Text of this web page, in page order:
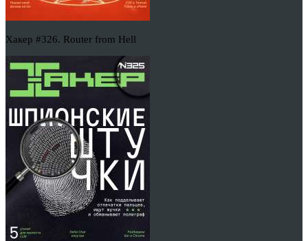
Хакер #326. Router from Hell